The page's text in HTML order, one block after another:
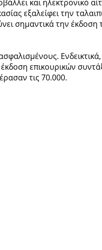
και ηλεκτρονικό
εξαλείφει την
σημαντικά την έκδοση
επικουρικών
τις 70.000.